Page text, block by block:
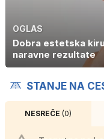
OGLAS
Dobra estetska
naravne rezultate
STANJE NA
NESREČE (0)